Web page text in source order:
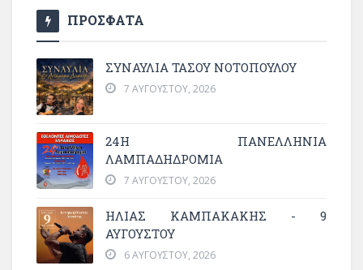
ΠΡΟΣΦΑΤΑ
ΣΥΝΑΥΛΙΑ ΤΑΣΟΥ ΝΟΤΟΠΟΥΛΟΥ
7 ΑΥΓΟΎΣΤΟΥ, 2026
24Η ΠΑΝΕΛΛΗΝΙΑ
ΛΑΜΠΑΔΗΔΡΟΜΙΑ
7 ΑΥΓΟΎΣΤΟΥ, 2026
ΗΛΙΑΣ ΚΑΜΠΑΚΑΚΗΣ - 9
ΑΥΓΟΥΣΤΟΥ
6 ΑΥΓΟΎΣΤΟΥ, 2026